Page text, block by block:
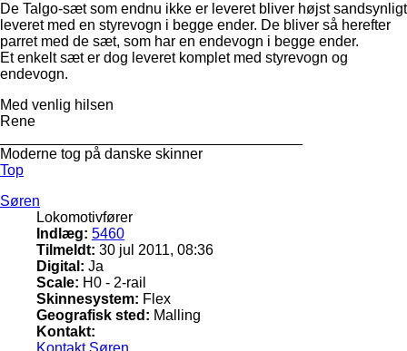
De Talgo-sæt som endnu ikke er leveret bliver højst sandsynligt
leveret med en styrevogn i begge ender. De bliver så herefter
parret med de sæt, som har en endevogn i begge ender.
Et enkelt sæt er dog leveret komplet med styrevogn og
endevogn.
Med venlig hilsen
Rene
Moderne tog på danske skinner
Top
Søren
Lokomotivfører
Indlæg: 5460
Tilmeldt: 30 jul 2011, 08:36
Digital: Ja
Scale: H0 - 2-rail
Skinnesystem: Flex
Geografisk sted: Malling
Kontakt: